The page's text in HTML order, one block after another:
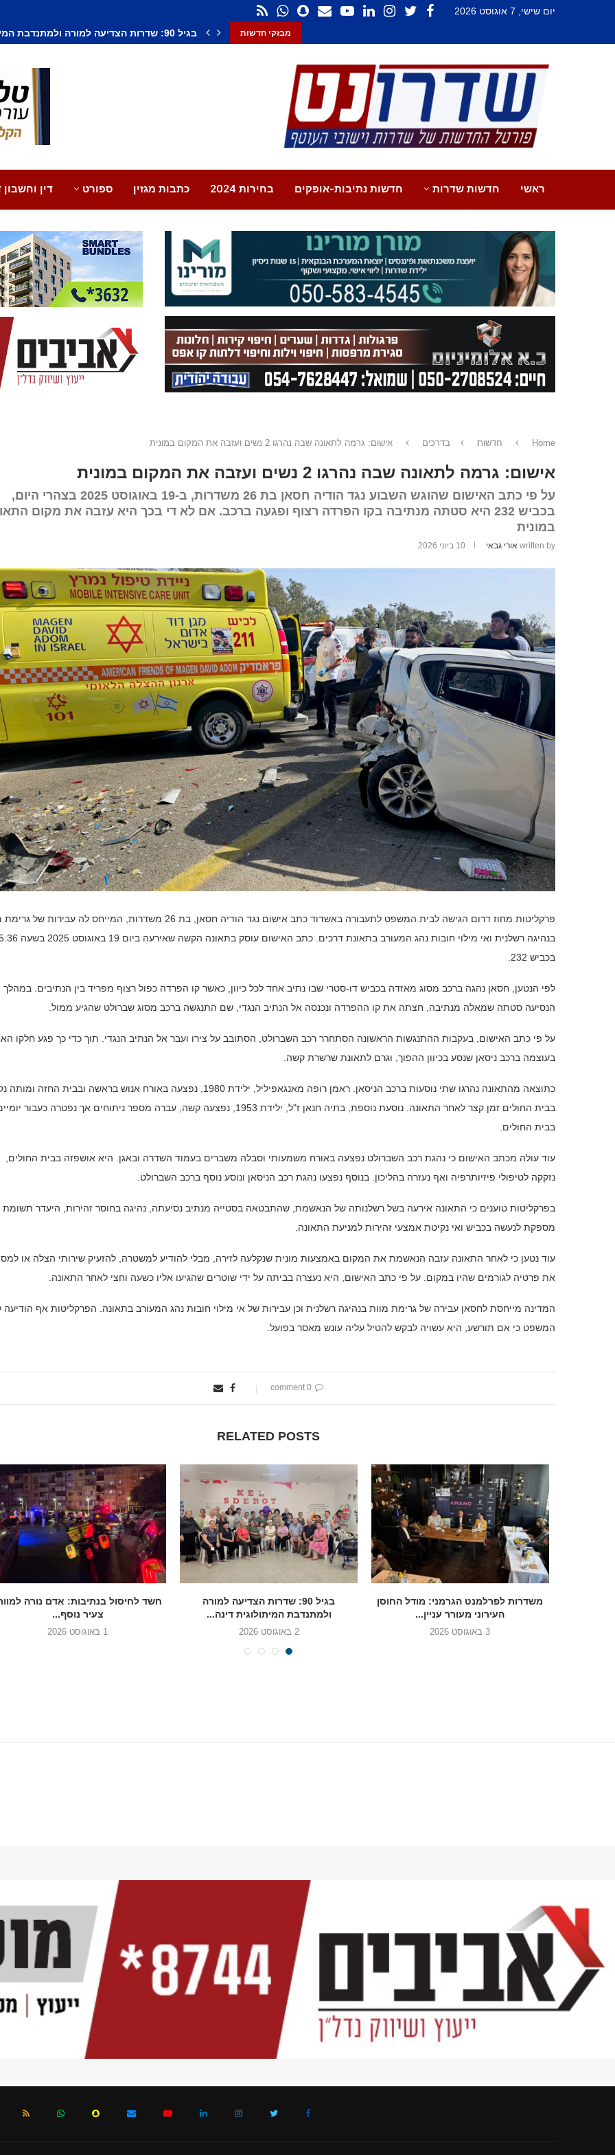
יום שישי, 7 אוגוסט 2026
מבזקי חדשות חשד לחיסול בנתיבות: אדם נורה למוות, צעיר
ראשי חדשות שדרות חדשות נתיבות-אופקים בחירות 2024 כתבות מגזין ספורט דין וחשבון
Home חדשות בדרכים אישום: גרמה לתאונה שבה נהרגו 2 נשים ועזבה את המקום במונית
אישום: גרמה לתאונה שבה נהרגו 2 נשים ועזבה את המקום במונית
על פי כתב האישום שהוגש השבוע נגד הודיה חסאן בת 26 משדרות, ב-19 באוגוסט 2025 בצהרי היום,
בכביש 232 היא סטתה מנתיבה בקו הפרדה רצוף ופגעה ברכב. אם לא די בכך היא עזבה את מקום
במונית
written by אורי גבאי 10 ביוני 2026
פרקליטות מחוז דרום הגישה לבית המשפט לתעבורה באשדוד כתב אישום נגד הודיה חסאן, בת 26 משדרות, המייחס לה עבירות
בנהיגה רשלנית ואי מילוי חובות נהג המעורב בתאונת דרכים. כתב האישום עוסק בתאונה
בכביש 232.
לפי הנטען, חסאן נהגה ברכב מסוג מאזדה בכביש דו-סטרי שבו נתיב אחד לכל כיוון, כאשר קו הפרדה כפול רצוף מפריד בין הנתיבים. במהלך
הנסיעה סטתה שמאלה מנתיבה, חצתה את קו ההפרדה ונכנסה אל הנתיב הנגדי, שם התנגשה ברכב מסוג שברולט שהגיע ממול.
על פי כתב האישום, בעקבות ההתנגשות הראשונה הסתחרר רכב השברולט, הסתובב על צירו ועבר אל הנתיב הנגדי. תוך כדי כך פגע חלקו
בעוצמה ברכב ניסאן שנסע בכיוון ההפוך, וגרם לתאונת שרשרת קשה.
כתוצאה מהתאונה נהרגו שתי נוסעות ברכב הניסאן. ראמן רופה מאנגאפיליל, ילידת 1980, נפצעה באורח אנוש בראשה ובבית החזה
בבית החולים זמן קצר לאחר התאונה. נוסעת נוספת, בתיה חנאן ז"ל, ילידת 1953, נפצעה קשה, עברה מספר ניתוחים אך נפטרה כעבור
בבית החולים.
עוד עולה מכתב האישום כי נהגת רכב השברולט נפצעה באורח משמעותי וסבלה משברים בעמוד השדרה ובאגן. היא אושפזה בבית החולים,
נזקקה לטיפולי פיזיותרפיה ואף נעזרה בהליכון. בנוסף נפצעו נהגת רכב הניסאן ונוסע נוסף ברכב השברולט.
בפרקליטות טוענים כי התאונה אירעה בשל רשלנותה של הנאשמת, שהתבטאה בסטייה מנתיב נסיעתה, נהיגה בחוסר זהירות, היעדר תשומת
מספקת לנעשה בכביש ואי נקיטת אמצעי זהירות למניעת התאונה.
עוד נטען כי לאחר התאונה עזבה הנאשמת את המקום באמצעות מונית שנקלעה לזירה, מבלי להודיע למשטרה, להזעיק שירותי הצלה או
את פרטיה לגורמים שהיו במקום. על פי כתב האישום, היא נעצרה בביתה על ידי שוטרים שהגיעו אליו כשעה וחצי לאחר התאונה.
המדינה מייחסת לחסאן עבירה של גרימת מוות בנהיגה רשלנית וכן עבירות של אי מילוי חובות נהג המעורב בתאונה. הפרקליטות אף הודיעה
המשפט כי אם תורשע, היא עשויה לבקש להטיל עליה עונש מאסר בפועל.
0 comment
RELATED POSTS
משדרות לפרלמנט הגרמני: מודל החוסן
העירוני מעורר עניין...
3 באוגוסט 2026
בגיל 90: שדרות הצדיעה למורה
ולמתנדבת המיתולוגית דינה...
2 באוגוסט 2026
חשד לחיסול בנתיבות: אדם נורה
צעיר נוסף...
1 באוגוסט 2026